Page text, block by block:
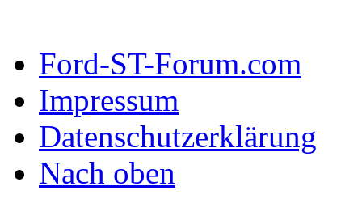
Ford-ST-Forum.com
Impressum
Datenschutzerklärung
Nach oben